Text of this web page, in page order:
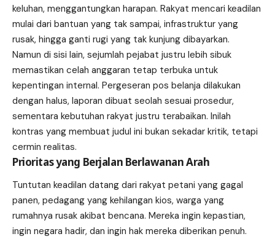
keluhan, menggantungkan harapan. Rakyat mencari keadilan
mulai dari bantuan yang tak sampai, infrastruktur yang
rusak, hingga ganti rugi yang tak kunjung dibayarkan.
Namun di sisi lain, sejumlah pejabat justru lebih sibuk
memastikan celah anggaran tetap terbuka untuk
kepentingan internal. Pergeseran pos belanja dilakukan
dengan halus, laporan dibuat seolah sesuai prosedur,
sementara kebutuhan rakyat justru terabaikan. Inilah
kontras yang membuat judul ini bukan sekadar kritik, tetapi
cermin realitas.
Prioritas yang Berjalan Berlawanan Arah
Tuntutan keadilan datang dari rakyat petani yang gagal
panen, pedagang yang kehilangan kios, warga yang
rumahnya rusak akibat bencana. Mereka ingin kepastian,
ingin negara hadir, dan ingin hak mereka diberikan penuh.